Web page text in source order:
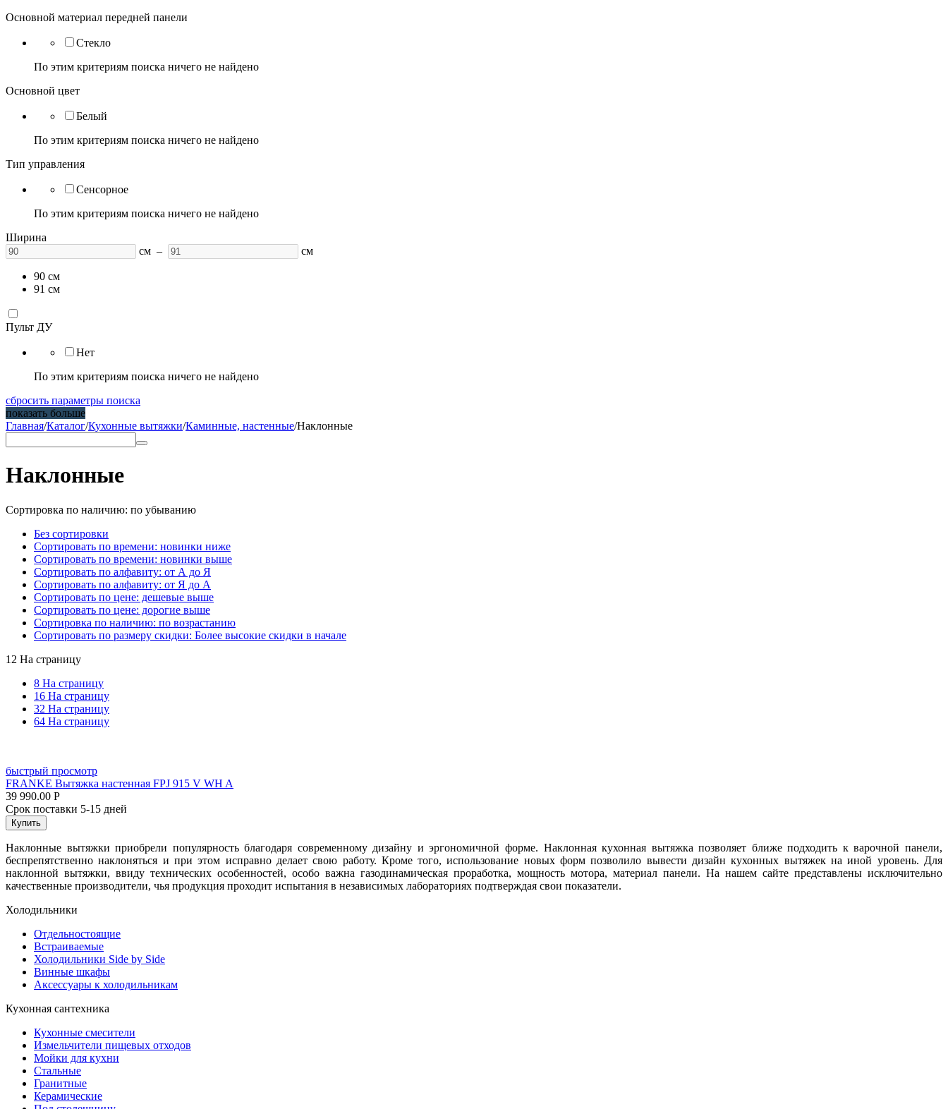
Основной материал передней панели
Стекло
По этим критериям поиска ничего не найдено
Основной цвет
Белый
По этим критериям поиска ничего не найдено
Тип управления
Сенсорное
По этим критериям поиска ничего не найдено
Ширина
см –
см
90 см
91 см
Пульт ДУ
Нет
По этим критериям поиска ничего не найдено
сбросить параметры поиска
показать больше
Главная/Каталог/Кухонные вытяжки/Каминные, настенные/Наклонные
Наклонные
Сортировка по наличию: по убыванию
Без сортировки
Сортировать по времени: новинки ниже
Сортировать по времени: новинки выше
Сортировать по алфавиту: от А до Я
Сортировать по алфавиту: от Я до А
Сортировать по цене: дешевые выше
Сортировать по цене: дорогие выше
Сортировка по наличию: по возрастанию
Сортировать по размеру скидки: Более высокие скидки в начале
12 На страницу
8 На страницу
16 На страницу
32 На страницу
64 На страницу
быстрый просмотр
FRANKE Вытяжка настенная FPJ 915 V WH A
39 990.00 Р
Срок поставки 5-15 дней
Купить
Наклонные вытяжки приобрели популярность благодаря современному дизайну и эргономичной форме. Наклонная кухонная вытяжка позволяет ближе подходить к варочной панели,
беспрепятственно наклоняться и при этом исправно делает свою работу. Кроме того, использование новых форм позволило вывести дизайн кухонных вытяжек на иной уровень. Для
наклонной вытяжки, ввиду технических особенностей, особо важна газодинамическая проработка, мощность мотора, материал панели. На нашем сайте представлены исключительно
качественные производители, чья продукция проходит испытания в независимых лабораториях подтверждая свои показатели.
Холодильники
Отдельностоящие
Встраиваемые
Холодильники Side by Side
Винные шкафы
Аксессуары к холодильникам
Кухонная сантехника
Кухонные смесители
Измельчители пищевых отходов
Мойки для кухни
Стальные
Гранитные
Керамические